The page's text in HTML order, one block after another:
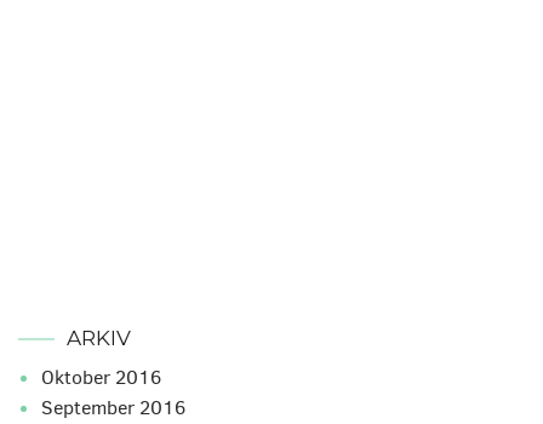
ARKIV
oktober 2016
september 2016